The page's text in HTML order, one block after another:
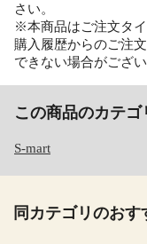
さい。
※本商品はご注文タイ
購入履歴からのご注
できない場合がござい
この商品のカテゴ
S-mart
同カテゴリのおす